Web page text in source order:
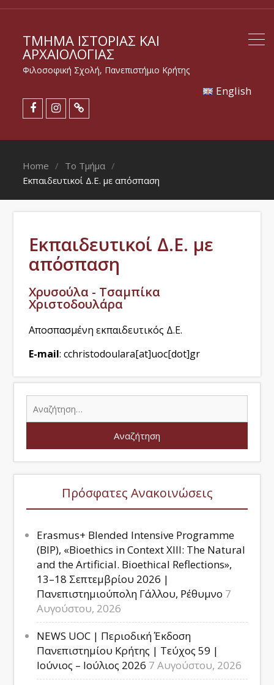
ΤΜΉΜΑ ΙΣΤΟΡΊΑΣ ΚΑΙ
ΑΡΧΑΙΟΛΟΓΊΑΣ
Φιλοσοφική Σχολή, Πανεπιστήμιο Κρήτης
Εnglish
Home
Το Τμήμα
Εκπαιδευτικοί Δ.Ε. με απόσπαση
Εκπαιδευτικοί Δ.Ε. με
απόσπαση
Χρυσούλα - Τσαμπίκα
Χριστοδουλάρα
Αποσπασμένη εκπαιδευτικός Δ.Ε.
E-mail: cchristodoulara[at]uoc[dot]gr
Πρόσφατες Ανακοινώσεις
Erasmus+ Blended Intensive Programme
(BIP), «Bioethics in Context XIII: The Natural
and the Artificial. Bioethical Reflections»,
13–18 Σεπτεμβρίου 2026 |
Πανεπιστημιούπολη Γάλλου, Ρέθυμνο 7
Αυγούστου, 2026
NEWS UOC | Περιοδική Έκδοση
Πανεπιστημίου Κρήτης | Τεύχος 59 |
Ιούνιος – Ιούλιος 2026 7 Αυγούστου, 2026